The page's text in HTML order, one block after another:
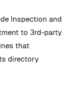
Inspection and
to 3rd-party
that
directory